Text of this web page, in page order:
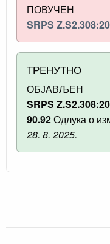
ПОВУЧЕН
SRPS
ТРЕНУТНО
ОБЈАВЉЕН
SRPS
90.92Одлука о
28. 8. 2025.